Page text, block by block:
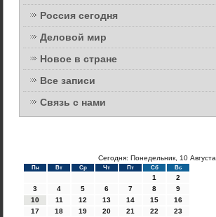
Россия сегодня
Деловой мир
Новое в стране
Все записи
Связь с нами
Сегодня: Понедельник, 10 Августа
Пн Вт Ср Чт Пт Сб Вс
1
2
3
4 5 6 7 8
9
10
11 12 13 14 15
16
17
18 19 20 21 22
23